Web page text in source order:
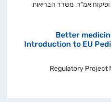
ופיקוח אמ"ר, משרד הבריאות
Better
Introduction to EU
Regulatory Project